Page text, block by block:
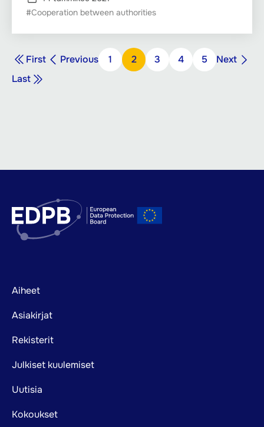
#Cooperation between authorities
Sivutus
Ensimmäinen
sivu
First Edellinen
sivu
Previous Sivu
1 Sivu
2 Sivu
3 Sivu
4 Sivu
5 Seuraava
sivu
Next
Viimeinen
sivu
Last
Footer
mainnavigation
Aiheet
Asiakirjat
Rekisterit
Julkiset kuulemiset
Uutisia
Kokoukset